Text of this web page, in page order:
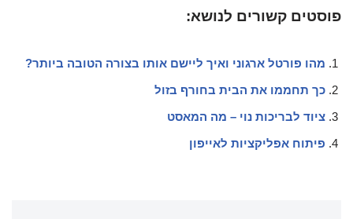
פוסטים קשורים לנושא:
מהו פורטל ארגוני ואיך ליישם אותו בצורה הטובה ביותר?
כך תחממו את הבית בחורף בזול
ציוד לבריכות נוי – מה המאסט
פיתוח אפליקציות לאייפון